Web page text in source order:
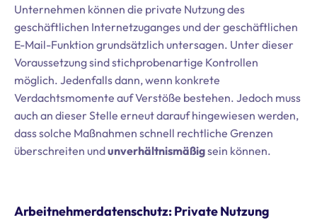
Unternehmen können die private Nutzung des
geschäftlichen Internetzuganges und der geschäftlichen
E-Mail-Funktion grundsätzlich untersagen. Unter dieser
Voraussetzung sind stichprobenartige Kontrollen
möglich. Jedenfalls dann, wenn konkrete
Verdachtsmomente auf Verstöße bestehen. Jedoch muss
auch an dieser Stelle erneut darauf hingewiesen werden,
dass solche Maßnahmen schnell rechtliche Grenzen
überschreiten undunverhältnismäßigsein können.
Arbeitnehmerdatenschutz: Private Nutzung